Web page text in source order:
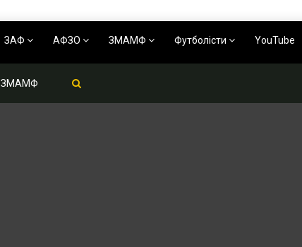
ЗАФ АФЗО ЗМАМФ Футболісти YouTube
ЗМАМФ